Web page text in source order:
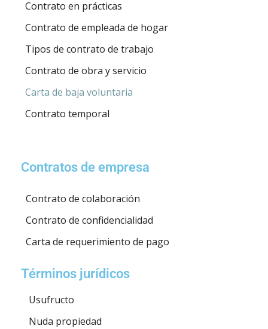
Contrato en prácticas
Contrato de empleada de hogar
Tipos de contrato de trabajo
Contrato de obra y servicio
Carta de baja voluntaria
Contrato temporal
Contratos de empresa
Contrato de colaboración
Contrato de confidencialidad
Carta de requerimiento de pago
Términos jurídicos
Usufructo
Nuda propiedad